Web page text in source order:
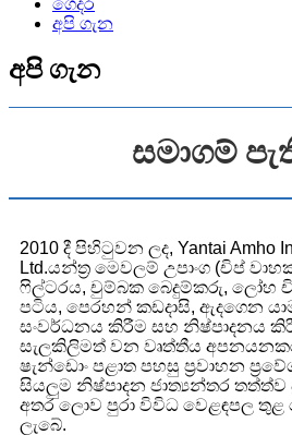
ගෙදර
අපි ගැන
අපි ගැන
සමාගම්
2010 දී පිහිටුවන ලද, Yantai Amho
Ltd.යන්ත්‍ර මෙවලම් උපාංග (චිප්
ෆිල්ටරය, චුම්බක බෙදුම්කරු, ලෝහ
පටිය, පෙරහන් කඩදාසි, ඇදගෙන
සංවර්ධනය කිරීම සහ නිෂ්පාදනය
සැලකිලිමත් වන වෘත්තීය
ෂැන්ඩොං පළාත පහසු ප්‍රවාහන
සියලුම නිෂ්පාදන ජාත්‍යන්තර
අතර ලොව පුරා විවිධ වෙළඳපල
ලැබේ.